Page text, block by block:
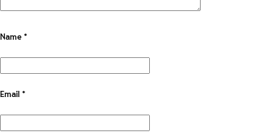
Name*
Email*